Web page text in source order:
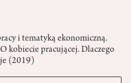
i tematyką ekonomiczną.
kobiecie pracującej. Dlaczego
(2019)